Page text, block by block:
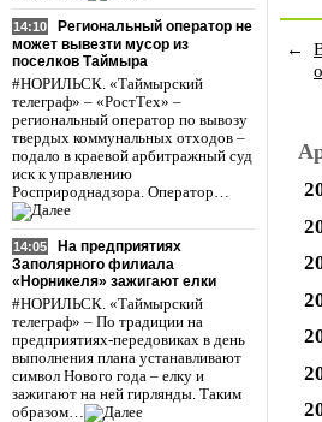
14:10
Региональный оператор не
может вывезти мусор из
поселков Таймыра
#НОРИЛЬСК. «Таймырский
телеграф» – «РостТех» –
региональный оператор по вывозу
твердых коммунальных отходов –
подало в краевой арбитражный суд
иск к управлению
Росприроднадзора. Оператор…
14:05
На предприятиях
Заполярного филиала
«Норникеля» зажигают елки
#НОРИЛЬСК. «Таймырский
телеграф» – По традиции на
предприятиях-передовиках в день
выполнения плана устанавливают
символ Нового года – елку и
зажигают на ней гирлянды. Таким
образом…
←